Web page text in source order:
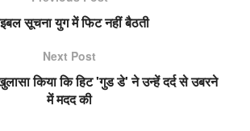
सूचना युग में फिट नहीं बैठती
Next Post
किया कि हिट 'गुड डे' ने उन्हें दर्द से उबरने
में मदद की